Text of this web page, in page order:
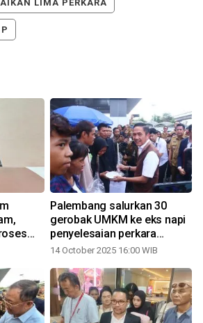
LIMA PERKARA
Palembang salurkan 30
gerobak UMKM ke eks napi
penyelesaian perkara
Restorative Justice
14 October 2025 16:00 WIB